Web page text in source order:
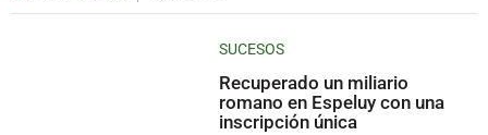
SUCESOS
Recuperado un miliario
romano en Espeluy con una
inscripción única